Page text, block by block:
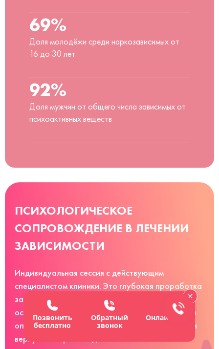
69%
Доля молодёжи среди наркозависимых от
16 до 30 лет
92%
Доля мужчин от общего числа зависимых от
психоактивных веществ
ПСИХОЛОГИЧЕСКОЕ
СОПРОВОЖДЕНИЕ В ЛЕЧЕНИИ
ЗАВИСИМОСТИ
Индивидуальная сессия с действующим
специалистом клиники. Это глубокая проработка
запроса, которая усиливает эффективность
основной лечебной программы. Помогаем найти
опору и ресурс, чтобы справиться с ситуацией и
вернуть контроль над жизнью.
Позвонить
бесплатно
Обратный
звонок
Онлайн-чат